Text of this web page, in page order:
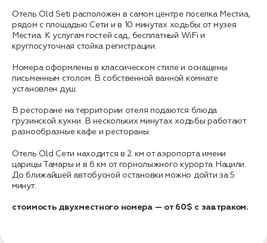
Отель Old Seti расположен в самом центре поселка Местиа,
рядом с площадью Сети и в 10 минутах ходьбы от музея
Местиа. К услугам гостей сад, бесплатный WiFi и
круглосуточная стойка регистрации.
Номера оформлены в классическом стиле и оснащены
письменным столом. В собственной ванной комнате
установлен душ.
В ресторане на территории отеля подаются блюда
грузинской кухни. В нескольких минутах ходьбы работают
разнообразные кафе и рестораны.
Отель Old Сети находится в 2 км от аэропорта имени
царицы Тамары и в 6 км от горнолыжного курорта Нацили.
До ближайшей автобусной остановки можно дойти за 5
минут.
стоимость двухместного номера — от 60$ с завтраком.
Бронирование
Оставьте свои данные, чтобы мы могли
связаться с вами
Кол-во человек:0